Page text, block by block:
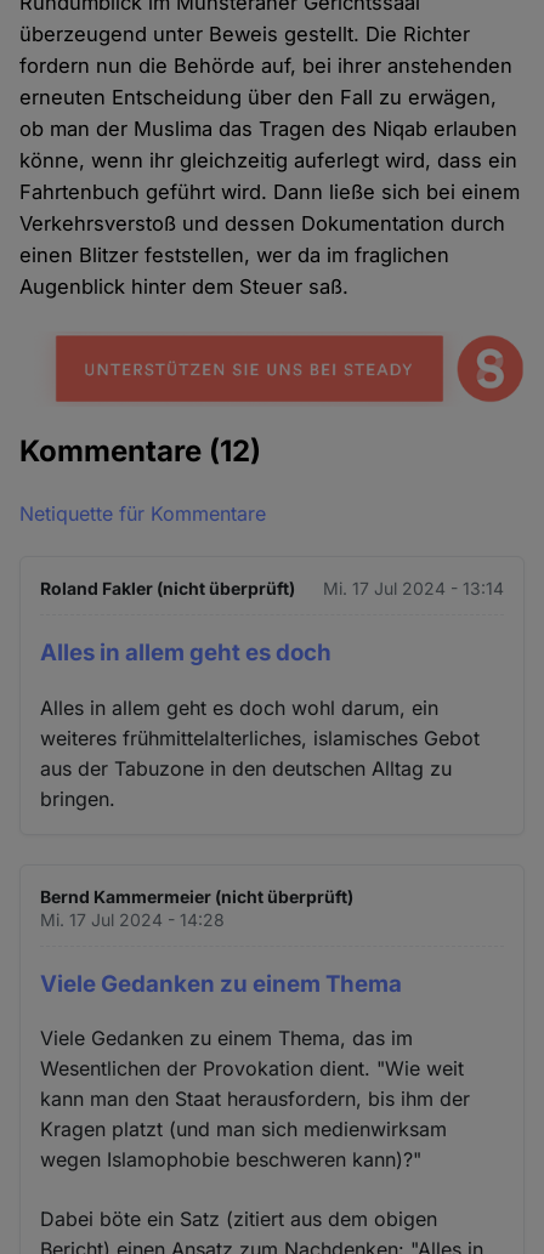
überzeugend unter Beweis gestellt. Die Richter
fordern nun die Behörde auf, bei ihrer anstehenden
erneuten Entscheidung über den Fall zu erwägen,
ob man der Muslima das Tragen des Niqab erlauben
könne, wenn ihr gleichzeitig auferlegt wird, dass ein
Fahrtenbuch geführt wird. Dann ließe sich bei einem
Verkehrsverstoß und dessen Dokumentation durch
einen Blitzer feststellen, wer da im fraglichen
Augenblick hinter dem Steuer saß.
Kommentare (12)
Netiquette für Kommentare
Roland Fakler (nicht überprüft) Mi. 17 Jul 2024 - 13:14
Alles in allem geht es doch
Alles in allem geht es doch wohl darum, ein
weiteres frühmittelalterliches, islamisches Gebot
aus der Tabuzone in den deutschen Alltag zu
bringen.
Bernd Kammermeier (nicht überprüft)
Mi. 17 Jul 2024 - 14:28
Viele Gedanken zu einem Thema
Viele Gedanken zu einem Thema, das im
Wesentlichen der Provokation dient. "Wie weit
kann man den Staat herausfordern, bis ihm der
Kragen platzt (und man sich medienwirksam
wegen Islamophobie beschweren kann)?"
Dabei böte ein Satz (zitiert aus dem obigen